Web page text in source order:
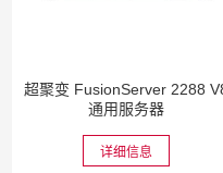
超聚变 FusionServer 2288
通用服务器
详细信息